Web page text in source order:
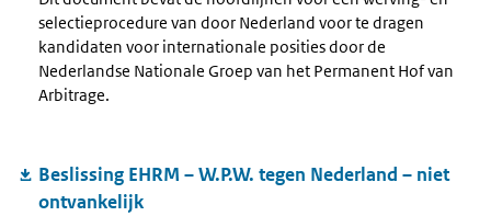
selectieprocedure van door Nederland voor te dragen
kandidaten voor internationale posities door de
Nederlandse Nationale Groep van het Permanent Hof van
Arbitrage.
Beslissing EHRM – W.P.W. tegen Nederland – niet
ontvankelijk